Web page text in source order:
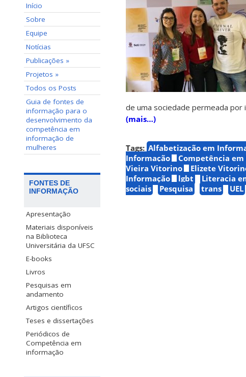
Início
Sobre
Equipe
Notícias
Publicações »
Projetos »
Todos os Posts
Guia de fontes de
informação para o
desenvolvimento da
competência em
informação de
mulheres
FONTES DE
INFORMAÇÃO
Apresentação
Materiais disponíveis
na Biblioteca
Universitária da UFSC
E-books
Livros
Pesquisas em
andamento
Artigos científicos
Teses e dissertações
Periódicos de
Competência em
informação
de uma sociedade permeada por
(mais…)
Tags: Alfabetização em
Informação
Competência
Vieira Vitorino
Elizete
Informação
lgbt Literacia
sociais
Pesquisa trans UEL